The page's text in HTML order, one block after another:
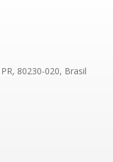
80230-020, Brasil